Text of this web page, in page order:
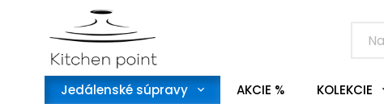
Jedálenské súpravy AKCIE % KOLEKCIE